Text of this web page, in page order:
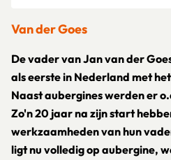
Van der Goes
De vader van Jan van der
als eerste in Nederland met
Naast aubergines werden er
Zo'n 20 jaar na zijn start
werkzaamheden van hun
ligt nu volledig op aubergine,